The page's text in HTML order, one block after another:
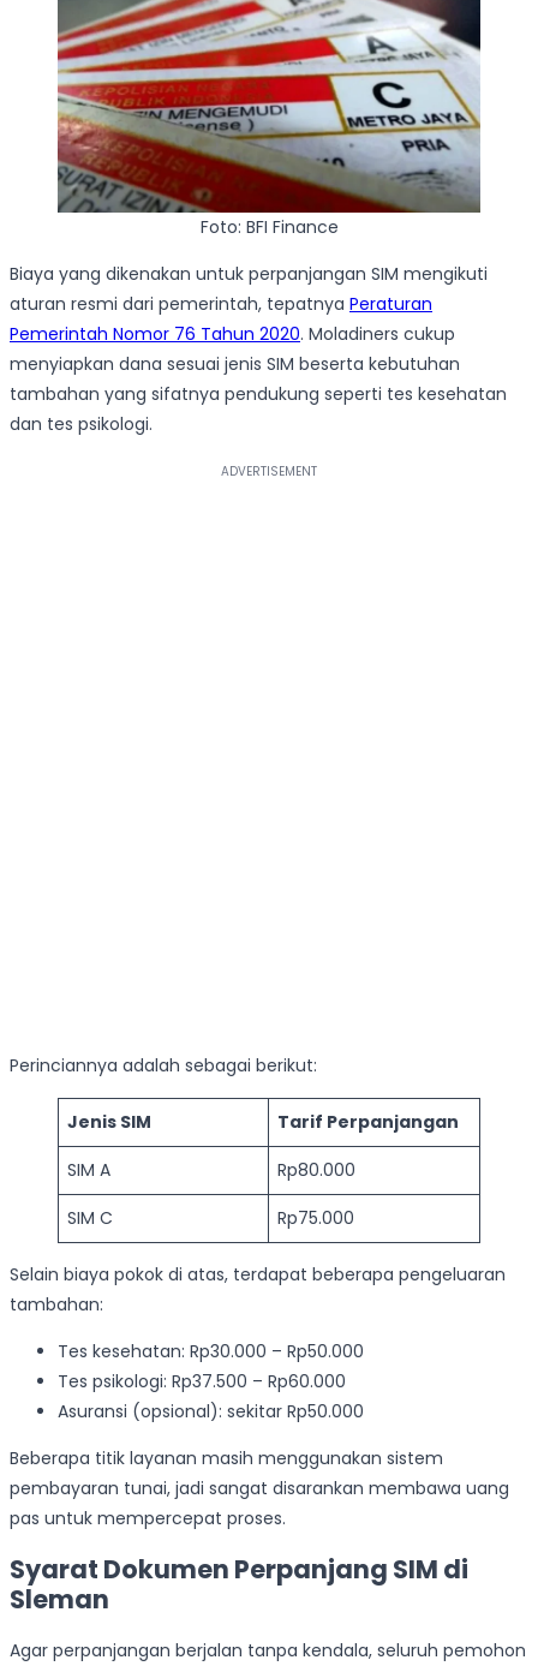
Foto: BFI Finance
Biaya yang dikenakan untuk perpanjangan SIM mengikuti
aturan resmi dari pemerintah, tepatnya Peraturan
Pemerintah Nomor 76 Tahun 2020. Moladiners cukup
menyiapkan dana sesuai jenis SIM beserta kebutuhan
tambahan yang sifatnya pendukung seperti tes kesehatan
dan tes psikologi.
Perinciannya adalah sebagai berikut:
Jenis SIM
Tarif Perpanjangan
SIM A
Rp80.000
SIM C
Rp75.000
Selain biaya pokok di atas, terdapat beberapa pengeluaran
tambahan:
Tes kesehatan: Rp30.000 – Rp50.000
Tes psikologi: Rp37.500 – Rp60.000
Asuransi (opsional): sekitar Rp50.000
Beberapa titik layanan masih menggunakan sistem
pembayaran tunai, jadi sangat disarankan membawa uang
pas untuk mempercepat proses.
Syarat Dokumen Perpanjang SIM di
Sleman
Agar perpanjangan berjalan tanpa kendala, seluruh pemohon